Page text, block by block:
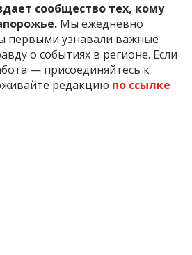
сообщество тех, кому
Мы ежедневно
первыми узнавали важные
о событиях в регионе. Если
— присоединяйтесь к
редакцию по ссылке